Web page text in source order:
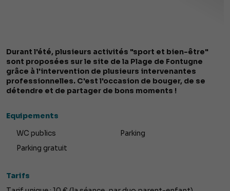
Durant l'été, plusieurs activités "sport et bien-être"
sont proposées sur le site de la Plage de Fontugne
grâce à l'intervention de plusieurs intervenantes
professionnelles. C'est l'occasion de bouger, de se
détendre et de partager de bons moments !
Equipements
WC publics
Parking
Parking gratuit
Tarifs